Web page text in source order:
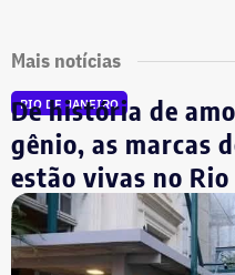
Mais notícias
RIO DE JANEIRO
De história de
gênio, as marcas
estão vivas no Rio